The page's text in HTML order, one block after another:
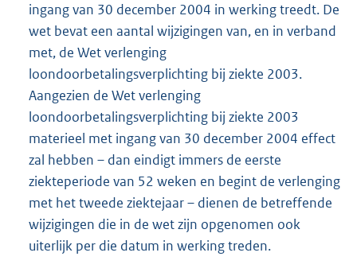
ingang van 30 december 2004 in werking treedt. De
wet bevat een aantal wijzigingen van, en in verband
met, de Wet verlenging
loondoorbetalingsverplichting bij ziekte 2003.
Aangezien de Wet verlenging
loondoorbetalingsverplichting bij ziekte 2003
materieel met ingang van 30 december 2004 effect
zal hebben – dan eindigt immers de eerste
ziekteperiode van 52 weken en begint de verlenging
met het tweede ziektejaar – dienen de betreffende
wijzigingen die in de wet zijn opgenomen ook
uiterlijk per die datum in werking treden.